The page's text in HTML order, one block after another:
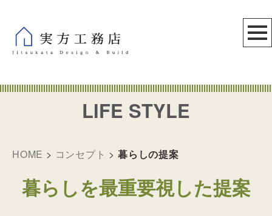
LIFE STYLE
HOME > コンセプト >暮らしの提案
暮らしを最重要視した提案